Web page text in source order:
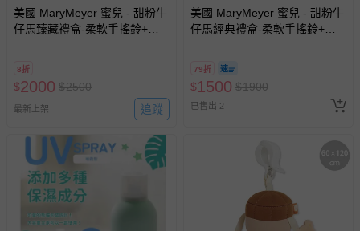
美國 MaryMeyer 蜜兒 - 甜粉牛
仔馬臻藏禮盒-柔軟手搖鈴+安
8折
$2000 $2500
最新上架 追蹤
美國 MaryMeyer 蜜兒 - 甜粉牛
仔馬經典禮盒-柔軟手搖鈴+安
79折
$1500 $1900
已售出 2